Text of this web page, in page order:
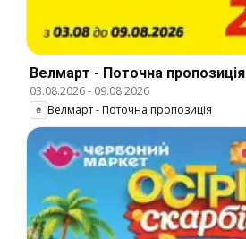
Велмарт - Поточна пропозиція
03.08.2026- 09.08.2026
Велмарт - Поточна пропозиція